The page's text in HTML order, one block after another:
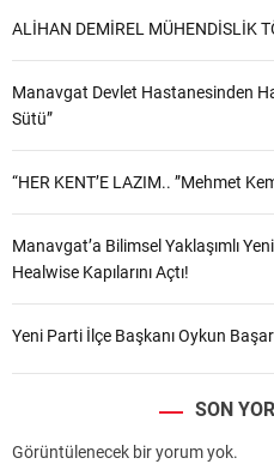
ALİHAN DEMİREL MÜHENDİSLİK
Manavgat Devlet Hastanesinden
Sütü”
“HER KENT’E LAZIM.. ”Mehmet
Manavgat’a Bilimsel Yaklaşımlı
Healwise Kapılarını Açtı!
Yeni Parti İlçe Başkanı Oykun
SON
Görüntülenecek bir yorum yok.